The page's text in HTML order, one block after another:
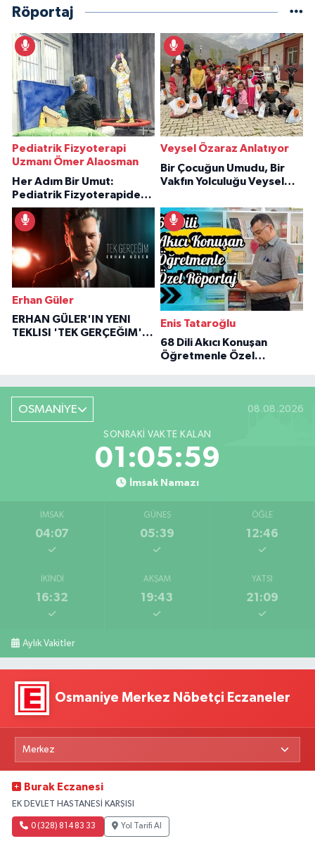
Röportaj
Pediatrik Fizyoterapi
Uzmanı Ömer Alaosman
Her Adım Bir Umut:
Pediatrik Fizyoterapiden
İlham Veren Hikâyeler
Veysel Özaraz Anlatıyor
Bir Çocuğun Umudu, Bir
Vakfın Yolculuğu Veysel
Erhan Güler
ERHAN GÜLER'IN YENI
TEKLISI 'TEK GERÇEĞIM'LE
Enis Tataroğlu
68 Dili Akıcı Konuşan
Öğretmenle Özel
OSMANİYE 08.08.2026
SONRAKI VAKTE KALAN
01:05:58
İmsak Namazı
İMSAK
04:07
GÜNEŞ
05:39
ÖĞLE
12:46
İKINDI
16:32
AKŞAM
19:43
YATSI
21:09
Aylık Vakitler
Osmaniye Merkez Nöbetçi Eczaneler
Burak Eczanesi
EK DEVLET HASTANESİ KARŞISI
0 (328) 814 83 33 Yol Tarifi Al